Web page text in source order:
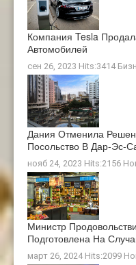
Компания Tesla
Автомобилей
сен 26, 2023 Hits:3414
Дания Отменила
Посольство В Дар-Эс-
нояб 24, 2023 Hits:2156
Министр
Подготовлена ​​на
март 26, 2024 Hits:2099